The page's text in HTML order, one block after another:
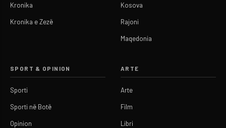
Kronika
Kronika e Zezë
Kosova
Rajoni
Maqedonia
SPORT & OPINION
Sporti
Sporti në Botë
Opinion
ARTE
Arte
Film
Libri